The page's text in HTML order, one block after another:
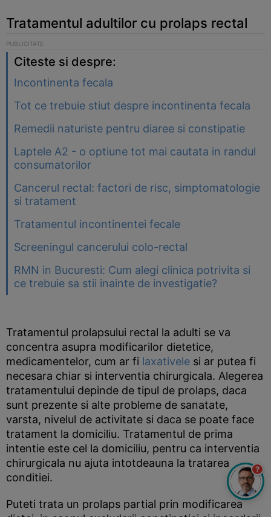
Tratamentul adultilor cu prolaps rectal
Citeste si despre:
Incontinenta fecala
Tot ce trebuie stiut despre incontinenta fecala
Remedii naturiste pentru diaree si constipatie
Laptele A2 - o optiune tot mai cautata in randul
consumatorilor
Cancerul rectal: factori de risc, simptomatologie
si tratament
Tratamentul incontinentei fecale
Screeningul cancerului colo-rectal
RMN in Bucuresti: Cum alegi clinica potrivita si
ce trebuie sa stii inainte de investigatie?
Tratamentul prolapsului rectal la adulti se va
concentra asupra modificarilor dietetice,
medicamentelor, cum ar fi laxativele si ar putea fi
necesara chiar si interventia chirurgicala. Alegerea
tratamentului depinde de tipul de prolaps, daca
sunt prezente si alte probleme de sanatate,
varsta, nivelul de activitate si daca se poate face
tratament la domiciliu. Tratamentul de prima
intentie este cel la domiciliu, pentru ca interventia
chirurgicala nu ajuta intotdeauna la tratarea
conditiei.
Puteti trata un prolaps partial prin modificarea
?